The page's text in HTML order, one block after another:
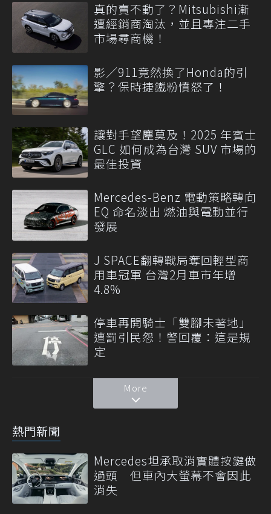
真的賣不動了？Mitsubishi漸
遭經銷商淘汰，並且專注二手
市場尋商機！
影／911竟然換了Honda的引
擎？保時捷鐵粉憤怒了！
讓對手望塵莫及！2025 年賓士
GLC 如何成為台灣 SUV 市場的
最佳投資
Mercedes-Benz 電動策略轉向
EQ 命名淡出 燃油與電動並行
發展
J SPACE翻轉戰局奪回輕型商
用車冠軍 台灣2月車市年增
4.8%
停車再開騎士「雙腳未著地」
遭罰引民怨！警回覆：這是規
定
More
熱門新聞
Mercedes坦承取消實體按鍵做
過頭 但車內大螢幕不會因此
消失